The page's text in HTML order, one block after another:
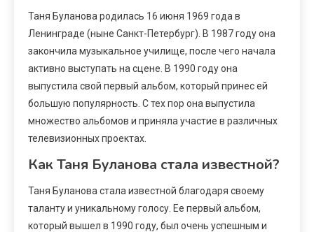
Таня Буланова родилась 16 июня 1969 года в
Ленинграде (ныне Санкт-Петербург). В 1987 году она
закончила музыкальное училище, после чего начала
активно выступать на сцене. В 1990 году она
выпустила свой первый альбом, который принес ей
большую популярность. С тех пор она выпустила
множество альбомов и приняла участие в различных
телевизионных проектах.
Как Таня Буланова стала известной?
Таня Буланова стала известной благодаря своему
таланту и уникальному голосу. Ее первый альбом,
который вышел в 1990 году, был очень успешным и